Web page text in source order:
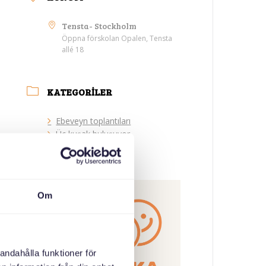
Om
funktioner för
Tensta- Stockholm
Öppna förskolan Opalen, Tensta
allé 18
KATEGORILER
Ebeveyn toplantıları
Üç kuşak buluşuyor
ORGANIZATÖR